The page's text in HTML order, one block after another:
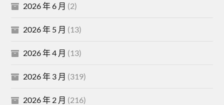
2026 年 6 月 (2)
2026 年 5 月 (13)
2026 年 4 月 (13)
2026 年 3 月 (319)
2026 年 2 月 (216)